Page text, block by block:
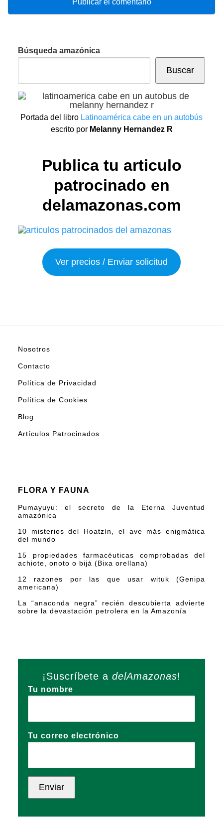
Búsqueda amazónica
Buscar
Portada del libro Latinoamérica cabe en un autobús
escrito por Melanny Hernandez R
Publica tu articulo
patrocinado en
delamazonas.com
Ver precios / Enviar solicitud
Nosotros
Contacto
Política de Privacidad
Política de Cookies
Blog
Artículos Patrocinados
FLORA Y FAUNA
Pumayuyu: el secreto de la Eterna Juventud
amazónica
10 misterios del Hoatzín, el ave más enigmática
del mundo
15 propiedades farmacéuticas comprobadas del
achiote, onoto o bijá (Bixa orellana)
12 razones por las que usar wituk (Genipa
americana)
La “anaconda negra” recién descubierta advierte
sobre la devastación petrolera en la Amazonía
¡Suscríbete a delAmazonas!
Tu nombre
Tu correo electrónico